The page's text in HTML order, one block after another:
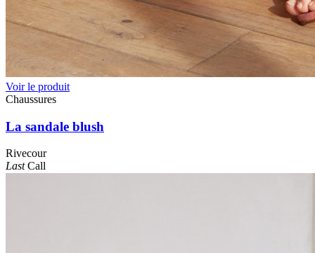
Voir le produit
Chaussures
La sandale blush
Rivecour
LastCall